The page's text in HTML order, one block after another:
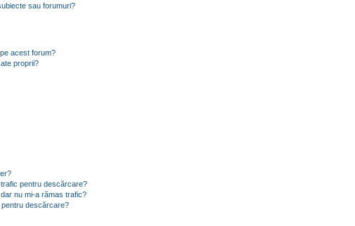
sau forumuri?
acest forum?
proprii?
pentru descărcare?
nu mi-a rămas trafic?
pentru descărcare?